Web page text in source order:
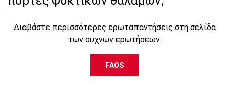
Διαβάστε περισσότερες ερωταπαντήσεις στη σελίδα
των συχνών ερωτήσεων:
FAQS